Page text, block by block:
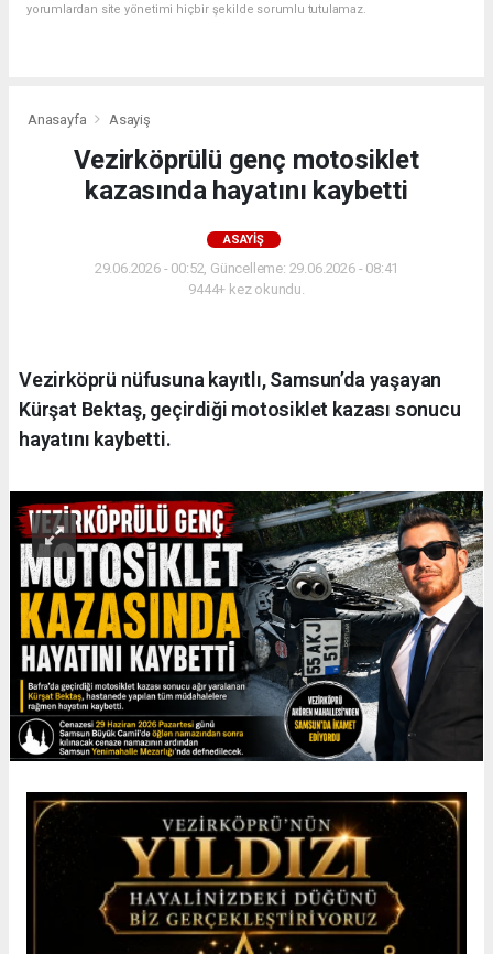
yorumlardan site yönetimi hiçbir şekilde sorumlu tutulamaz.
Anasayfa Asayiş
Vezirköprülü genç motosiklet
kazasında hayatını kaybetti
ASAYIŞ
29.06.2026 - 00:52, Güncelleme: 29.06.2026 - 08:41
9444+ kez okundu.
Vezirköprü nüfusuna kayıtlı, Samsun’da yaşayan
Kürşat Bektaş, geçirdiği motosiklet kazası sonucu
hayatını kaybetti.